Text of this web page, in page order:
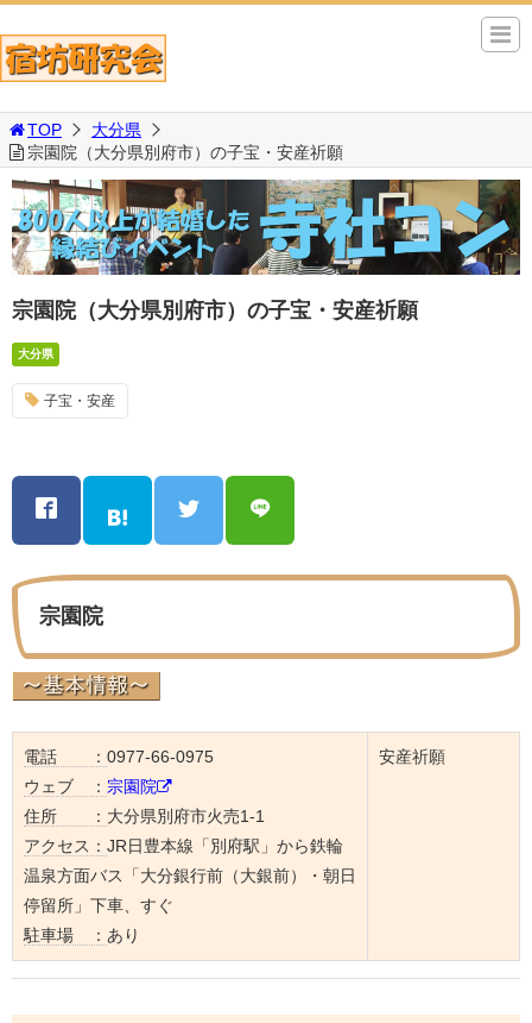
TOP
大分県
宗園院（大分県別府市）の子宝・安産祈願
宗園院（大分県別府市）の子宝・安産祈願
大分県
子宝・安産
宗園院
電話 ： 0977-66-0975
ウェブ ： 宗園院
住所 ： 大分県別府市火売1-1
アクセス： JR日豊本線「別府駅」から鉄輪
温泉方面バス「大分銀行前（大銀前）・朝日
停留所」下車、すぐ
駐車場 ： あり
安産祈願